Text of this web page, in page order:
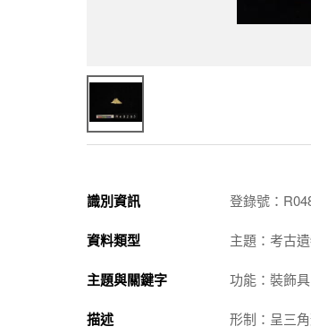
識別資訊 登錄號：
資料類型 主題：考古
主題與關鍵字 功能：裝飾具
描述 形制：呈三